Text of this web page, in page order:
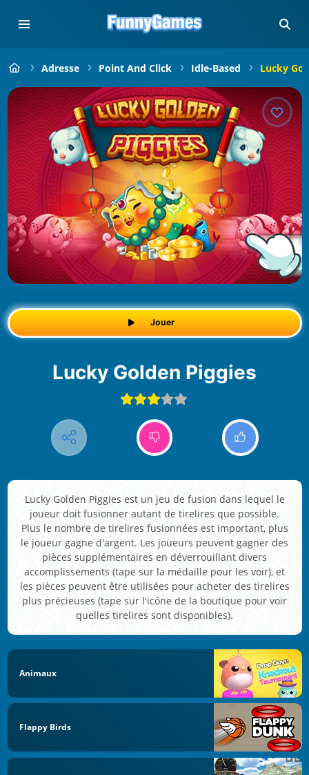
Adresse Point And Click Idle-Based Lucky
Jouer
Lucky Golden Piggies
Lucky Golden Piggies est un jeu de fusion dans lequel le
joueur doit fusionner autant de tirelires que possible.
Plus le nombre de tirelires fusionnées est important, plus
le joueur gagne d'argent. Les joueurs peuvent gagner des
pièces supplémentaires en déverrouillant divers
accomplissements (tape sur la médaille pour les voir), et
les pièces peuvent être utilisées pour acheter des tirelires
plus précieuses (tape sur l'icône de la boutique pour voir
quelles tirelires sont disponibles).
Animaux
Flappy Birds